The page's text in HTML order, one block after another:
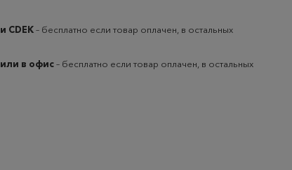
CDEK– бесплатно если товар оплачен, в остальных
в офис– бесплатно если товар оплачен, в остальных